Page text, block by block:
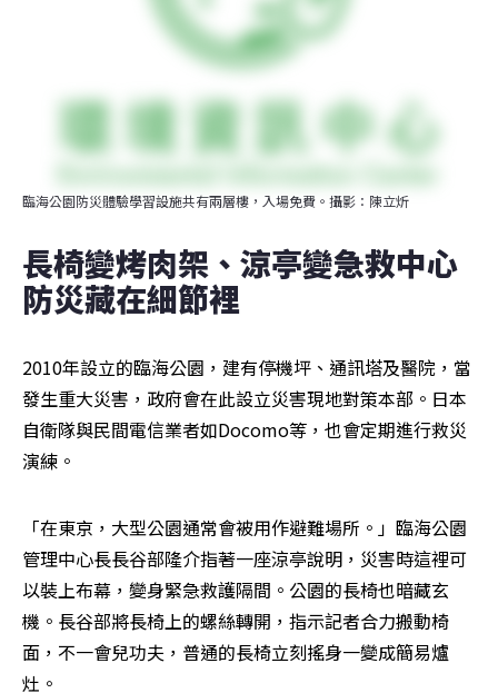
臨海公園防災體驗學習設施共有兩層樓，入場免費。攝影：陳立炘
長椅變烤肉架、涼亭變急救中心
防災藏在細節裡
2010年設立的臨海公園，建有停機坪、通訊塔及醫院，當
發生重大災害，政府會在此設立災害現地對策本部。日本
自衛隊與民間電信業者如Docomo等，也會定期進行救災
演練。
「在東京，大型公園通常會被用作避難場所。」臨海公園
管理中心長長谷部隆介指著一座涼亭說明，災害時這裡可
以裝上布幕，變身緊急救護隔間。公園的長椅也暗藏玄
機。長谷部將長椅上的螺絲轉開，指示記者合力搬動椅
面，不一會兒功夫，普通的長椅立刻搖身一變成簡易爐
灶。